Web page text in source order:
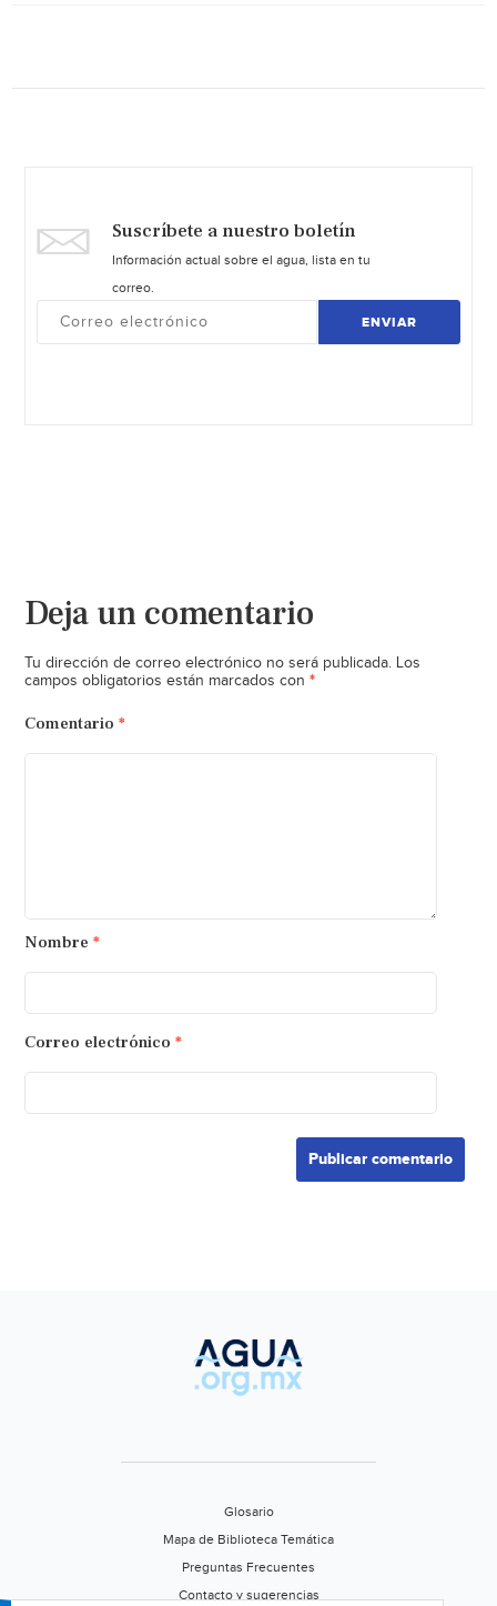
Suscríbete a nuestro boletín
Información actual sobre el agua, lista en tu
correo.
ENVIAR
Deja un comentario
Tu dirección de correo electrónico no será publicada. Los
campos obligatorios están marcados con *
Comentario *
Nombre *
Correo electrónico *
Glosario
Mapa de Biblioteca Temática
Preguntas Frecuentes
Contacto y sugerencias